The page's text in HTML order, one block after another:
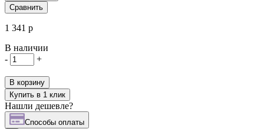
Сравнить
1 341 р
В наличии
-
+
В корзину
Купить в 1 клик
Нашли дешевле?
Cпособы оплаты